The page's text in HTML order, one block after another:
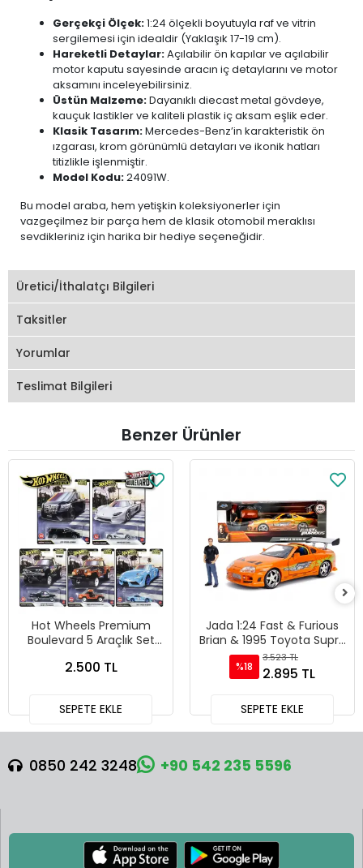
Gerçekçi Ölçek:1:24 ölçekli boyutuyla raf ve vitrin
sergilemesi için idealdir (Yaklaşık 17-19 cm).
Hareketli Detaylar:Açılabilir ön kapılar ve açılabilir
motor kaputu sayesinde aracın iç detaylarını ve motor
aksamını inceleyebilirsiniz.
Üstün Malzeme:Dayanıklı diecast metal gövdeye,
kauçuk lastikler ve kaliteli plastik iç aksam eşlik eder.
Klasik Tasarım:Mercedes-Benz’in karakteristik ön
ızgarası, krom görünümlü detayları ve ikonik hatları
titizlikle işlenmiştir.
Model Kodu:24091W.
Bu model araba, hem yetişkin koleksiyonerler için
vazgeçilmez bir parça hem de klasik otomobil meraklısı
sevdikleriniz için harika bir hediye seçeneğidir.
Üretici/İthalatçı Bilgileri
Taksitler
Yorumlar
Teslimat Bilgileri
Benzer Ürünler
Hot Wheels Premium
Boulevard 5 Araçlık Set
2.500 TL
SEPETE EKLE
Jada 1:24 Fast & Furious
Brian & 1995 Toyota Supra
Diecast Model Araba -
30738
%18
3.523 TL
2.895 TL
SEPETE EKLE
0850 242 3248 +90 542 235 5596